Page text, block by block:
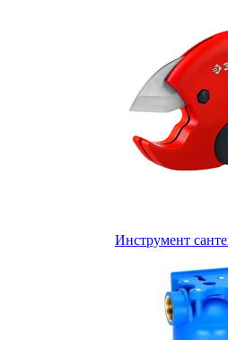
Инструмент